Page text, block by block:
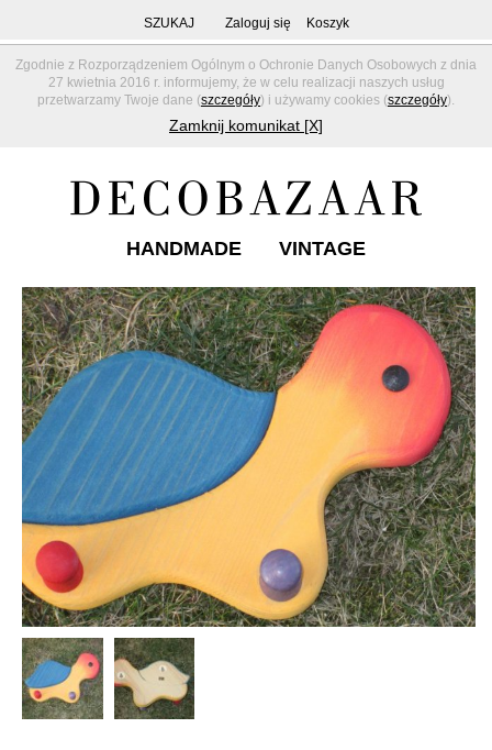
Zgodnie z Rozporządzeniem Ogólnym o Ochronie Danych Osobowych z dnia
27 kwietnia 2016 r. informujemy, że w celu realizacji naszych usług
przetwarzamy Twoje dane (szczegóły) i używamy cookies (szczegóły).
Zamknij komunikat [X]
SZUKAJ Zaloguj się Koszyk
HANDMADE VINTAGE